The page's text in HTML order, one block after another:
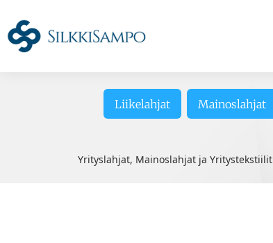
Liikelahjat Mainoslahjat
Yrityslahjat, Mainoslahjat ja Yritystekstiilit